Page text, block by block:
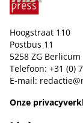
Hoogstraat 110
Postbus 11
5258 ZG Berlicum
Telefoon: +31 (0)
E-mail:
Onze